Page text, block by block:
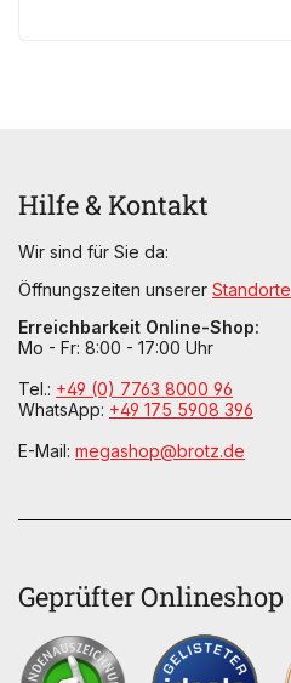
Hilfe & Kontakt
Wir sind für Sie da:
Öffnungszeiten unserer Standorte
Erreichbarkeit Online-Shop:
Mo - Fr: 8:00 - 17:00 Uhr
Tel.: +49 (0) 7763 8000 96
WhatsApp: +49 175 5908 396
E-Mail: megashop@brotz.de
Geprüfter Onlineshop